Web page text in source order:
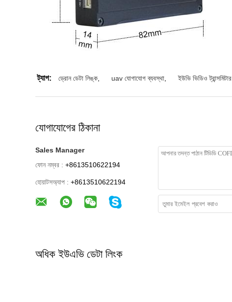
ট্যাগ: ড্রোন ডেটা লিঙ্ক uav যোগাযোগ ব্যবস্থা ইউভি ভিডিও ট্রান্সমিটার
যোগাযোগের ঠিকানা
Sales Manager
ফোন নম্বর : +8613510622194
হোয়াটসঅ্যাপ : +8613510622194
অধিক ইউএভি ডেটা লিংক